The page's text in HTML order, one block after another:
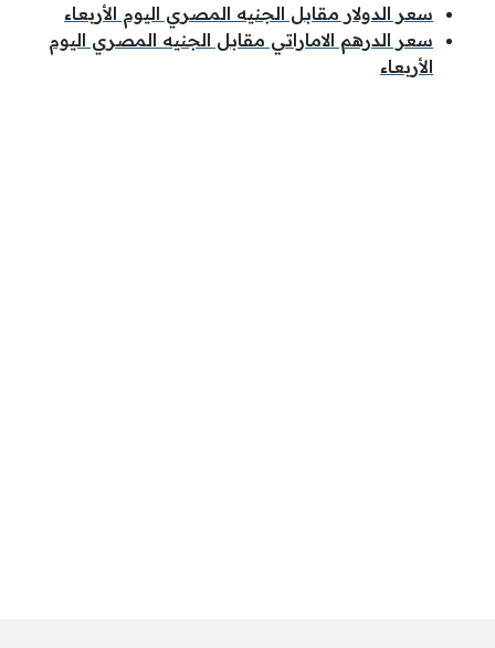
سعر الدولار مقابل الجنيه المصري اليوم الأربعاء
سعر الدرهم الاماراتي مقابل الجنيه المصري اليوم
الأربعاء